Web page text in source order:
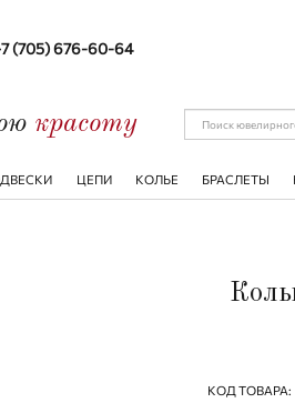
(705) 676-60-64
красоту
ЦЕПИ КОЛЬЕ БРАСЛЕТЫ
КОД ТОВАРА: